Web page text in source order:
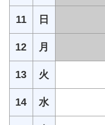
11 日
12 月
13 火
14 水